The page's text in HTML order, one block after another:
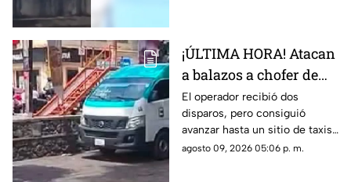
¡ÚLTIMA HORA! Atacan
a balazos a chofer de
Ruta 13 en Oaxtepec
El operador recibió dos
disparos, pero consiguió
avanzar hasta un sitio de taxis
donde solicitó ayuda.
agosto 09, 2026 05:06 p. m.